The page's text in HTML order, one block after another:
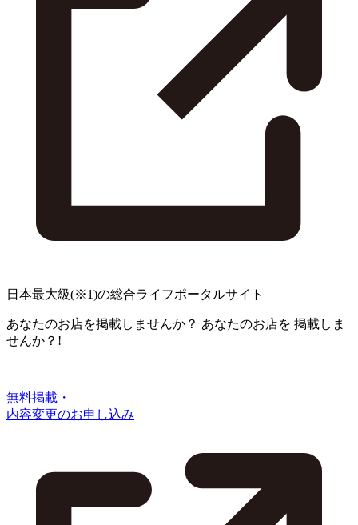
日本最大級(※1)の総合ライフポータルサイト
あなたのお店を掲載しませんか？ あなたのお店を 掲載しま
せんか？!
無料掲載・
内容変更のお申し込み